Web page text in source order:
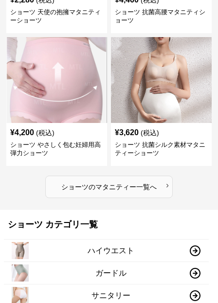
ショーツ 天使の抱擁マタニティ
ーショーツ
ショーツ 抗菌高腰マタニティシ
ョーツ
¥4,200 (税込)
ショーツ やさしく包む妊婦用高
弾力ショーツ
¥3,620 (税込)
ショーツ 抗菌シルク素材マタニ
ティーショーツ
ショーツのマタニティー一覧へ ›
ショーツ カテゴリ一覧
ハイウエスト
ガードル
サニタリー